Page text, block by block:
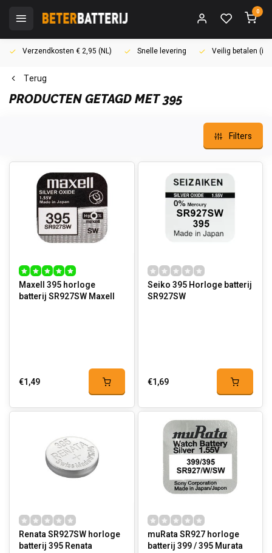
0
Verzendkosten € 2,95 (NL) Snelle levering Veilig betalen
Terug
PRODUCTEN GETAGD MET 395
Filters
Maxell 395 horloge
batterij SR927SW Maxell
€1,49
Seiko 395 Horloge batterij
SR927SW
€1,69
Renata SR927SW horloge
batterij 395 Renata
muRata SR927 horloge
batterij 399 / 395 Murata